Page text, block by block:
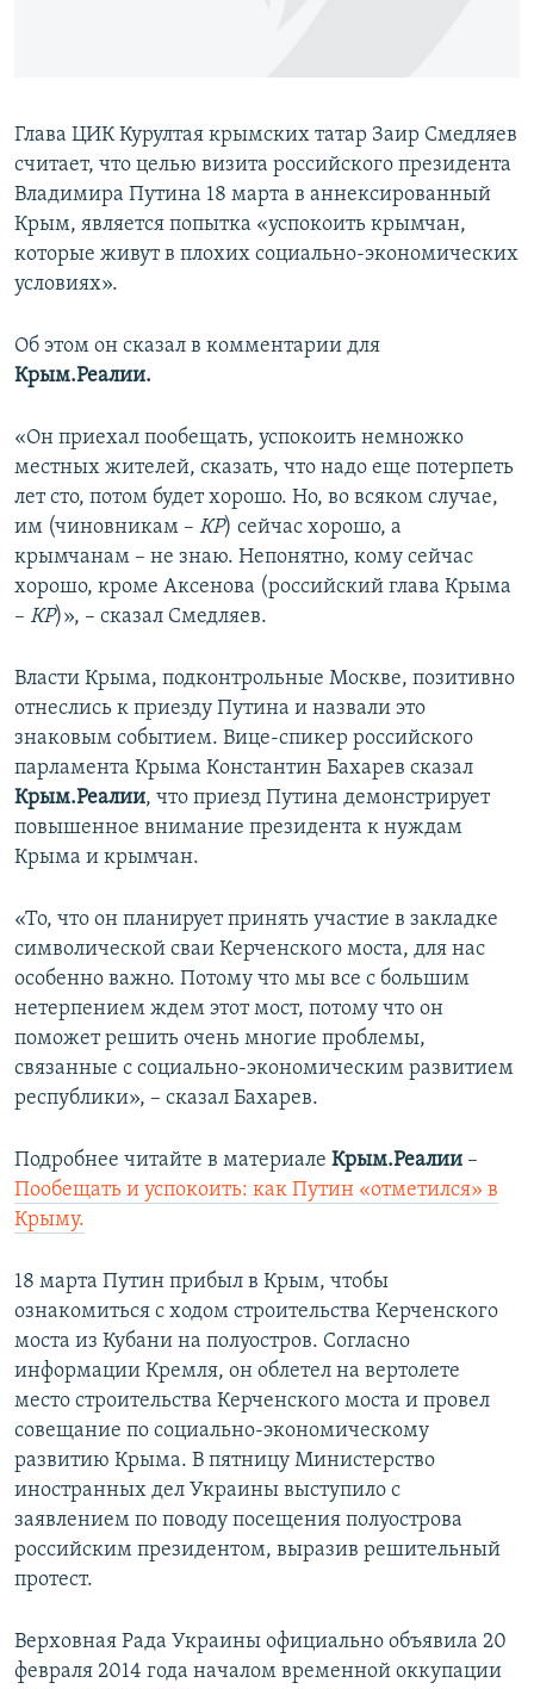
УКРАИНСКАЯ ПРОБЛЕМА КРЫМА
Все сайты RFE/RL
Глава ЦИК Курултая крымских татар Заир Смедляев
считает, что целью визита российского президента
Владимира Путина 18 марта в аннексированный
Крым, является попытка «успокоить крымчан,
которые живут в плохих социально-экономических
условиях».
Об этом он сказал в комментарии для
Крым.Реалии.
«Он приехал пообещать, успокоить немножко
местных жителей, сказать, что надо еще потерпеть
лет сто, потом будет хорошо. Но, во всяком случае,
им (чиновникам – КР) сейчас хорошо, а
крымчанам – не знаю. Непонятно, кому сейчас
хорошо, кроме Аксенова (российский глава Крыма
– КР)», – сказал Смедляев.
Власти Крыма, подконтрольные Москве, позитивно
отнеслись к приезду Путина и назвали это
знаковым событием. Вице-спикер российского
парламента Крыма Константин Бахарев сказал
Крым.Реалии, что приезд Путина демонстрирует
повышенное внимание президента к нуждам
Крыма и крымчан.
«То, что он планирует принять участие в закладке
символической сваи Керченского моста, для нас
особенно важно. Потому что мы все с большим
нетерпением ждем этот мост, потому что он
поможет решить очень многие проблемы,
связанные с социально-экономическим развитием
республики», – сказал Бахарев.
Подробнее читайте в материале Крым.Реалии –
Пообещать и успокоить: как Путин «отметился» в
Крыму.
18 марта Путин прибыл в Крым, чтобы
ознакомиться с ходом строительства Керченского
моста из Кубани на полуостров. Согласно
информации Кремля, он облетел на вертолете
место строительства Керченского моста и провел
совещание по социально-экономическому
развитию Крыма. В пятницу Министерство
иностранных дел Украины выступило с
заявлением по поводу посещения полуострова
российским президентом, выразив решительный
протест.
Верховная Рада Украины официально объявила 20
февраля 2014 года началом временной оккупации